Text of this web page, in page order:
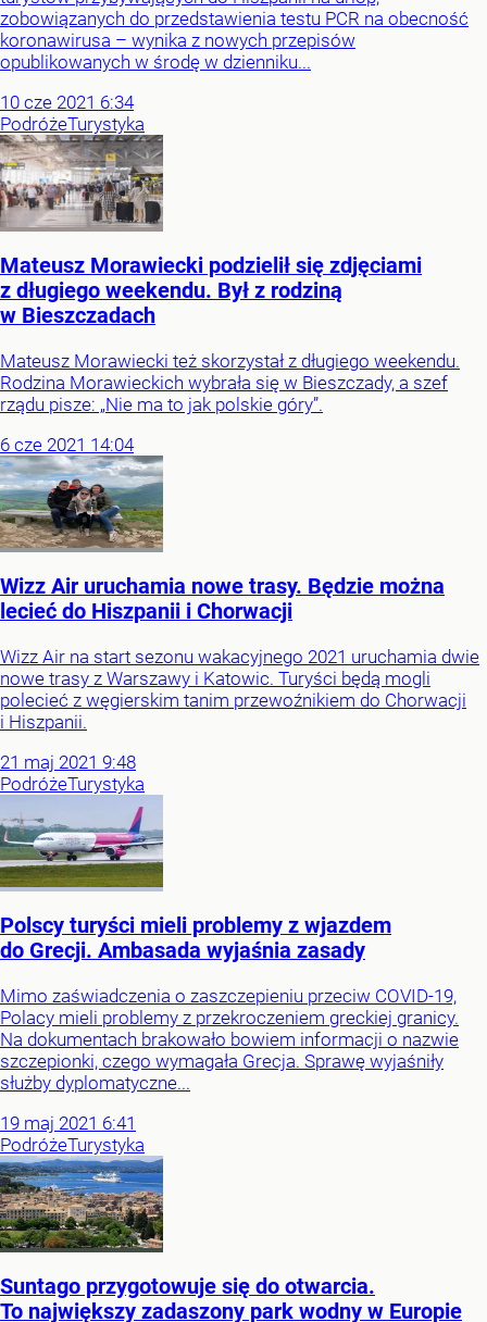
zobowiązanych do przedstawienia testu PCR na obecność
koronawirusa – wynika z nowych przepisów
opublikowanych w środę w dzienniku...
10 cze 2021 6:34
PodróżeTurystyka
Mateusz Morawiecki podzielił się zdjęciami
z długiego weekendu. Był z rodziną
w Bieszczadach
Mateusz Morawiecki też skorzystał z długiego weekendu.
Rodzina Morawieckich wybrała się w Bieszczady, a szef
rządu pisze: „Nie ma to jak polskie góry”.
6 cze 2021 14:04
Wizz Air uruchamia nowe trasy. Będzie można
lecieć do Hiszpanii i Chorwacji
Wizz Air na start sezonu wakacyjnego 2021 uruchamia dwie
nowe trasy z Warszawy i Katowic. Turyści będą mogli
polecieć z węgierskim tanim przewoźnikiem do Chorwacji
i Hiszpanii.
21 maj 2021 9:48
PodróżeTurystyka
Polscy turyści mieli problemy z wjazdem
do Grecji. Ambasada wyjaśnia zasady
Mimo zaświadczenia o zaszczepieniu przeciw COVID-19,
Polacy mieli problemy z przekroczeniem greckiej granicy.
Na dokumentach brakowało bowiem informacji o nazwie
szczepionki, czego wymagała Grecja. Sprawę wyjaśniły
służby dyplomatyczne...
19 maj 2021 6:41
PodróżeTurystyka
Suntago przygotowuje się do otwarcia.
To największy zadaszony park wodny w Europie